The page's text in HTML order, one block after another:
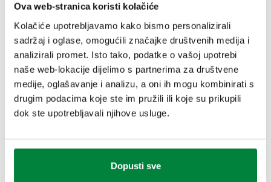
Ova web-stranica koristi kolačiće
Kolačiće upotrebljavamo kako bismo personalizirali
sadržaj i oglase, omogućili značajke društvenih medija i
analizirali promet. Isto tako, podatke o vašoj upotrebi
naše web-lokacije dijelimo s partnerima za društvene
medije, oglašavanje i analizu, a oni ih mogu kombinirati s
drugim podacima koje ste im pružili ili koje su prikupili
dok ste upotrebljavali njihove usluge.
Dopusti sve
CERTIFIKATI
NACRTI I SPECIFIKACIJE
Priključak